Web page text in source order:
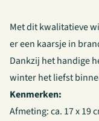
Met dit kwalitatieve
er een kaarsje in
Dankzij het handige
winter het liefst
Kenmerken:
Afmeting: ca. 17 x 19